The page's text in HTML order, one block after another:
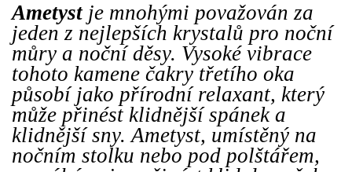
Ametyst je mnohými považován za
jeden z nejlepších krystalů pro noční
můry a noční děsy. Vysoké vibrace
tohoto kamene čakry třetího oka
působí jako přírodní relaxant, který
může přinést klidnější spánek a
klidnější sny. Ametyst, umístěný na
nočním stolku nebo pod polštářem,